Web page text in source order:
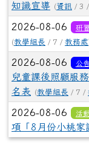
知識宣導 (資訊 / 3 /
2026-08-06 研習
(教學組長 / 7 / 教務處
2026-08-06 公
兒童課後照顧服
名表
(教學組長 / 7 /
2026-08-06 活動
項「8月份小桃家